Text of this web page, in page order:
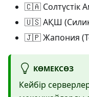
🇨🇦 Солтүстік
🇺🇸 АҚШ
🇯🇵 Жапония
КӨМЕКСӨЗ
Кейбір